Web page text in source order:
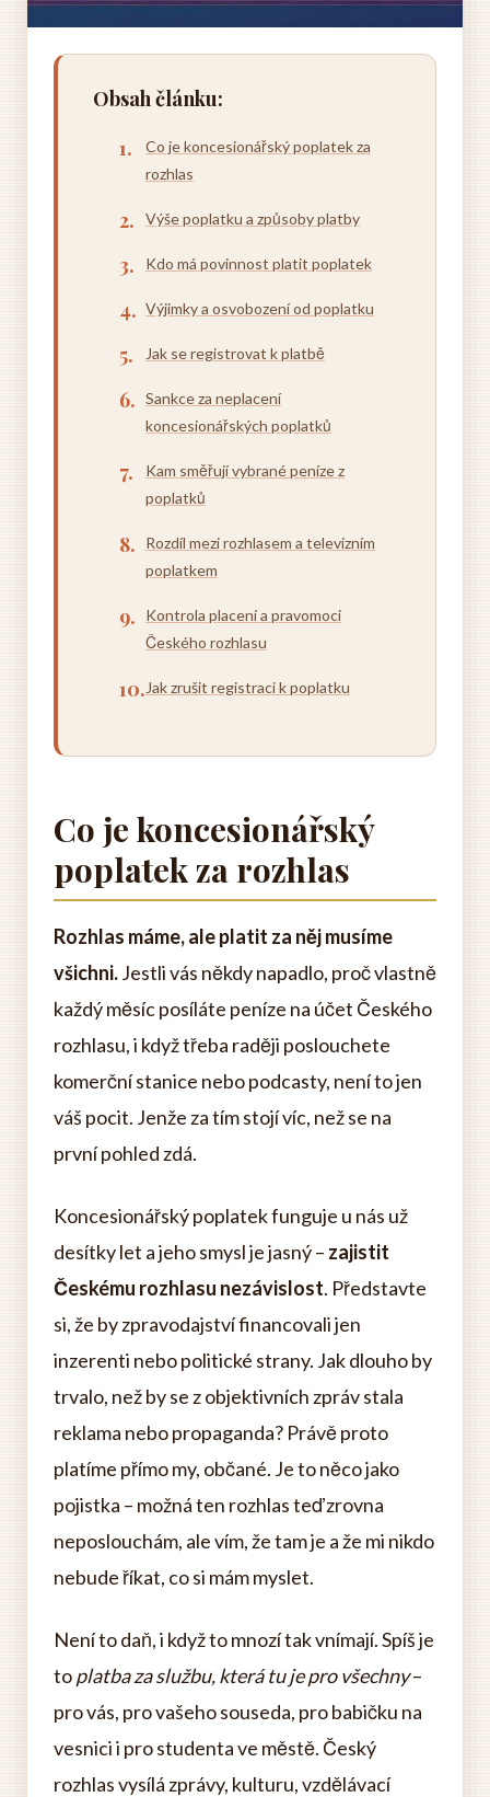
Obsah článku:
Co je koncesionářský poplatek za
rozhlas
Výše poplatku a způsoby platby
Kdo má povinnost platit poplatek
Výjimky a osvobození od poplatku
Jak se registrovat k platbě
Sankce za neplacení
koncesionářských poplatků
Kam směřují vybrané peníze z
poplatků
Rozdíl mezi rozhlasem a televizním
poplatkem
Kontrola placení a pravomoci
Českého rozhlasu
Jak zrušit registraci k poplatku
Co je koncesionářský
poplatek za rozhlas
Rozhlas máme, ale platit za něj musíme
všichni.Jestli vás někdy napadlo, proč vlastně
každý měsíc posíláte peníze na účet Českého
rozhlasu, i když třeba raději poslouchete
komerční stanice nebo podcasty, není to jen
váš pocit. Jenže za tím stojí víc, než se na
první pohled zdá.
Koncesionářský poplatek funguje u nás už
desítky let a jeho smysl je jasný – zajistit
Českému rozhlasu nezávislost. Představte
si, že by zpravodajství financovali jen
inzerenti nebo politické strany. Jak dlouho by
trvalo, než by se z objektivních zpráv stala
reklama nebo propaganda? Právě proto
platíme přímo my, občané. Je to něco jako
pojistka – možná ten rozhlas teď zrovna
neposlouchám, ale vím, že tam je a že mi nikdo
nebude říkat, co si mám myslet.
Není to daň, i když to mnozí tak vnímají. Spíš je
toplatba za službu, která tu je pro všechny–
pro vás, pro vašeho souseda, pro babičku na
vesnici i pro studenta ve městě. Český
rozhlas vysílá zprávy, kulturu, vzdělávací